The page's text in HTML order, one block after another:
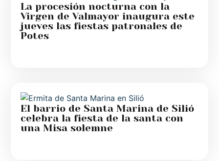
La procesión nocturna con la
Virgen de Valmayor inaugura este
jueves las fiestas patronales de
Potes
El barrio de Santa Marina de Silió
celebra la fiesta de la santa con
una Misa solemne